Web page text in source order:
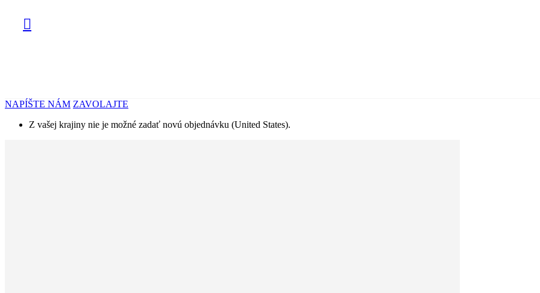
NAPÍŠTE NÁM ZAVOLAJTE
Z vašej krajiny nie je možné zadať novú objednávku (United States).